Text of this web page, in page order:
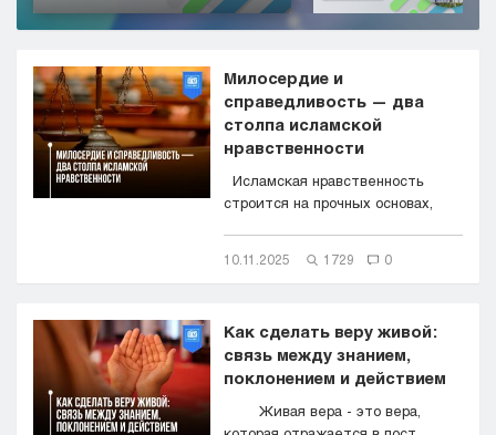
Милосердие и
справедливость — два
столпа исламской
нравственности
Исламская нравственность
строится на прочных основах,
10.11.2025 1729 0
Как сделать веру живой:
связь между знанием,
поклонением и действием
Живая вера - это вера,